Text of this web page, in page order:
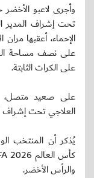
وأجرى لاعبو
تحت إشراف المدير
الإحماء، أعقبها
على نصف مساحة
على الكرات الثابتة.
على صعيد متصل،
العلاجي تحت إشراف
يُذكر أن المنتخب
والرأس الأخضر.